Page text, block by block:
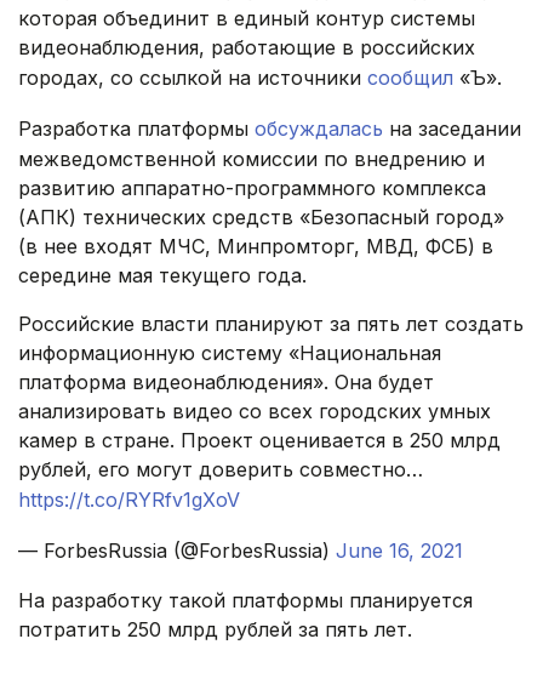
которая объединит в единый контур системы
видеонаблюдения, работающие в российских
городах, со ссылкой на источники сообщил «Ъ».
Разработка платформы обсуждалась на заседании
межведомственной комиссии по внедрению и
развитию аппаратно-программного комплекса
(АПК) технических средств «Безопасный город»
(в нее входят МЧС, Минпромторг, МВД, ФСБ) в
середине мая текущего года.
Российские власти планируют за пять лет создать
информационную систему «Национальная
платформа видеонаблюдения». Она будет
анализировать видео со всех городских умных
камер в стране. Проект оценивается в 250 млрд
рублей, его могут доверить совместно…
https://t.co/RYRfv1gXoV
— ForbesRussia (@ForbesRussia) June 16, 2021
На разработку такой платформы планируется
потратить 250 млрд рублей за пять лет.